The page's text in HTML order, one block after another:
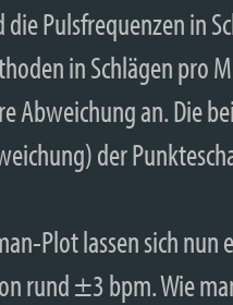
die Pulsfrequenzen in
in Schlägen pro
Abweichung an. Die
der
Plot lassen sich
rund ±3 bpm. Wie